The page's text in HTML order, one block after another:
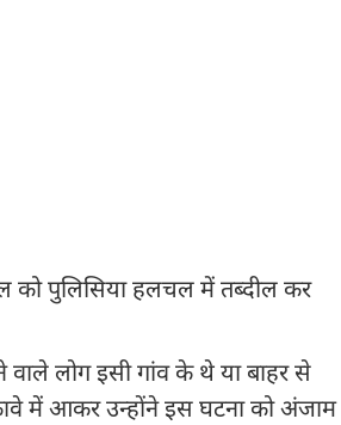
को पुलिसिया हलचल में तब्दील कर
लोग इसी गांव के थे या बाहर से
में आकर उन्होंने इस घटना को अंजाम